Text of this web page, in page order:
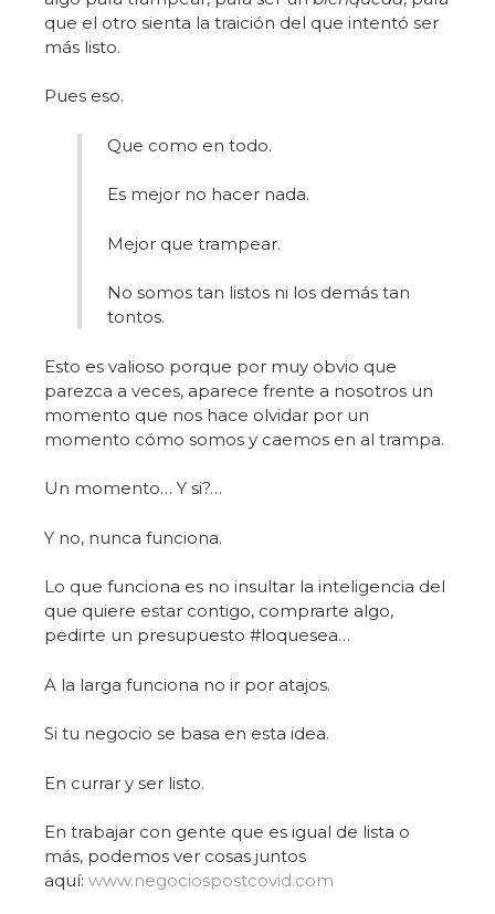
que el otro sienta la traición del que intentó ser
más listo.
Pues eso.
Que como en todo.
Es mejor no hacer nada.
Mejor que trampear.
No somos tan listos ni los demás tan
tontos.
Esto es valioso porque por muy obvio que
parezca a veces, aparece frente a nosotros un
momento que nos hace olvidar por un
momento cómo somos y caemos en al trampa.
Un momento… Y si?…
Y no, nunca funciona.
Lo que funciona es no insultar la inteligencia del
que quiere estar contigo, comprarte algo,
pedirte un presupuesto #loquesea…
A la larga funciona no ir por atajos.
Si tu negocio se basa en esta idea.
En currar y ser listo.
En trabajar con gente que es igual de lista o
más, podemos ver cosas juntos
aquí: www.negociospostcovid.com